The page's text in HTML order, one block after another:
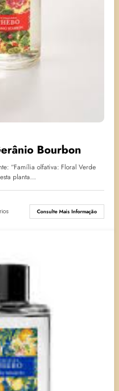
Bourbon
“Família olfativa: Floral Verde
planta…
Consulte Mais Informação